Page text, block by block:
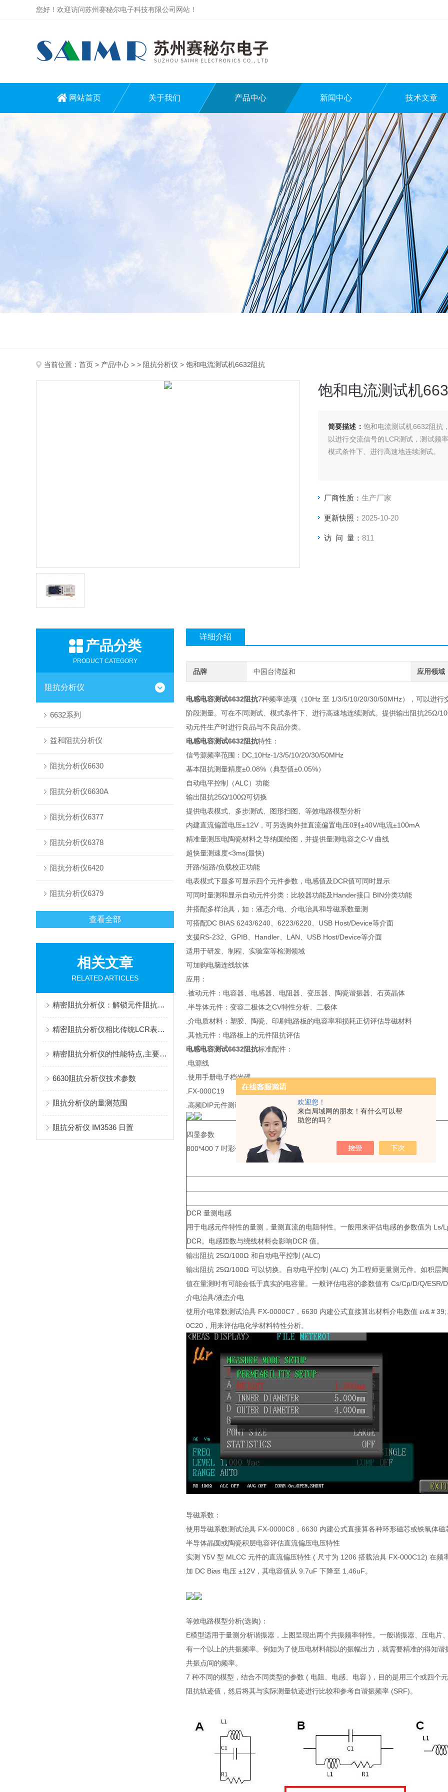
欢迎您！
来自局域网的朋友！有什么可以帮
助您的吗？
您好！欢迎访问苏州赛秘尔电子科技有限公司网站！
网站首页 关于我们 产品中心 新闻中心 技术文章
当前位置： 首页 > 产品中心 > > 阻抗分析仪 > 饱和电流测试机6632阻抗
饱和电流测试机
简要描述： 饱和电流测试机6632阻抗
以进行交流信号的LCR测试，测试频
模式条件下、进行高速地连续测试。
厂商性质： 生产厂家
更新快照： 2025-10-20
访 问 量： 811
产品分类
PRODUCT CATEGORY
阻抗分析仪
6632系列
益和阻抗分析仪
阻抗分析仪6630
阻抗分析仪6630A
阻抗分析仪6377
阻抗分析仪6378
阻抗分析仪6420
阻抗分析仪6379
查看全部
相关文章
RELATED ARTICLES
精密阻抗分析仪：解锁元件阻抗特性的核心检测工具
精密阻抗分析仪相比传统LCR表有哪些优势？
精密阻抗分析仪的性能特点,主要表现在哪些方面？
6630阻抗分析仪技术参数
阻抗分析仪的量测范围
阻抗分析仪 IM3536 日置
详细介绍
品牌 中国台湾益和 应用领域
电感电容测试6632阻抗7种频率选项（10Hz 至 1/3/5/10/20/30/50MHz），可以进
阶段测量。可在不同测试、模式条件下、进行高速地连续测试。提供输出阻抗25Ω/
动元件生产时进行良品与不良品分类。
电感电容测试6632阻抗特性：
信号源频率范围：DC,10Hz-1/3/5/10/20/30/50MHz
基本阻抗测量精度±0.08%（典型值±0.05%）
自动电平控制（ALC）功能
输出阻抗25Ω/100Ω可切换
提供电表模式、多步测试、图形扫图、等效电路模型分析
内建直流偏置电压±12V，可另选购外挂直流偏置电压0到±40V/电流±100mA
精准量测压电陶瓷材料之导纳圆绘图，并提供量测电容之C-V 曲线
超快量测速度<3ms(最快)
开路/短路/负载校正功能
电表模式下最多可显示四个元件参数，电感值及DCR值可同时显示
可同时量测和显示自动元件分类：比较器功能及Hander接口 BIN分类功能
并搭配多样治具，如：液态介电、介电治具和导磁系数量测
可搭配DC BIAS 6243/6240、6223/6220、USB Host/Device等介面
支援RS-232、GPIB、Handler、LAN、USB Host/Device等介面
适用于研发、制程、实验室等检测领域
可加购电脑连线软体
应用：
.被动元件：电容器、电感器、电阻器、变压器、陶瓷谐振器、石英晶体
.半导体元件：变容二极体之CV特性分析、二极体
.介电质材料：塑胶、陶瓷、印刷电路板的电容率和损耗正切评估导磁材料
.其他元件：电路板上的元件阻抗评估
电感电容测试6632阻抗标准配件：
.电源线
.使用手册电子档光碟
.FX-000C19
.高频DIP元件测试治具
四显参数
800*400 7 吋彩色萤幕，可以同时设定即显示四种不同的参数。
DCR 量测电感
用于电感元件特性的量测，量测直流的电阻特性。一般用来评估电感的参数值为 Ls/
DCR。电感匝数与绕线材料会影响DCR 值。
输出阻抗 25Ω/100Ω 和自动电平控制 (ALC)
输出阻抗 25Ω/100Ω 可以切换。自动电平控制 (ALC) 为工程师更量测元件。如积层
值在量测时有可能会低于真实的电容量。一般评估电容的参数值有 Cs/Cp/D/Q/ESR/
介电治具/液态介电
使用介电常数测试治具 FX-0000C7，6630 内建公式直接算出材料介电数值 εr&＃
0C20，用来评估电化学材料特性分析。
导磁系数：
使用导磁系数测试治具 FX-0000C8，6630 内建公式直接算各种环形磁芯或铁氧体
半导体晶圆或陶瓷积层电容评估直流偏压电压特性
实测 Y5V 型 MLCC 元件的直流偏压特性 ( 尺寸为 1206 搭载治具 FX-000C12) 在
加 DC Bias 电压 ±12V，其电容值从 9.7uF 下降至 1.46uF。
等效电路模型分析(选购)：
E模型适用于量测分析谐振器，上图呈现出两个共振频率特性。一般谐振器、压电
有一个以上的共振频率。例如为了使压电材料能以的振幅出力，就需要精准的得知
共振点间的频率。
7 种不同的模型，结合不同类型的参数 ( 电阻、电感、电容 )，目的是用三个或四个
阻抗轨迹值，然后将其与实际测量轨迹进行比较和参考自谐振频率 (SRF)。